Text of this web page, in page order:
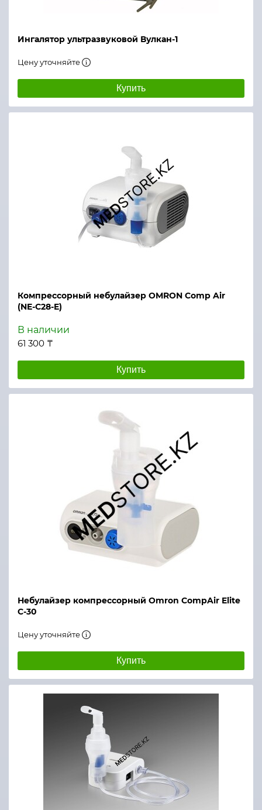
Ингалятор ультразвуковой Вулкан-1
Цену уточняйте
Купить
Компрессорный небулайзер OMRON Comp Air
(NE-C28-E)
В наличии
61 300 ₸
Купить
Небулайзер компрессорный Omron CompAir Elite
С-30
Цену уточняйте
Купить